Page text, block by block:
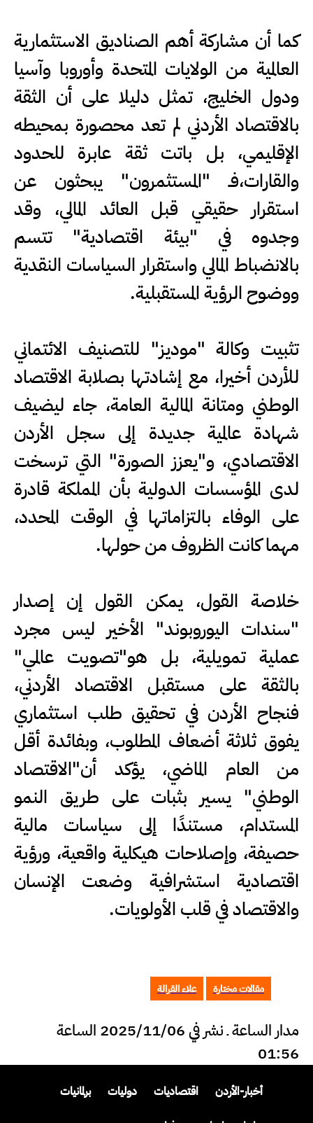
كما أن مشاركة أهم الصناديق الاستثمارية
العالمية من الولايات المتحدة وأوروبا وآسيا
ودول الخليج، تمثل دليلا على أن الثقة
بالاقتصاد الأردني لم تعد محصورة بمحيطه
الإقليمي، بل باتت ثقة عابرة للحدود
والقارات،فـ "المستثمرون" يبحثون عن
استقرار حقيقي قبل العائد المالي، وقد
وجدوه في "بيئة اقتصادية" تتسم
بالانضباط المالي واستقرار السياسات النقدية
ووضوح الرؤية المستقبلية.
تثبيت وكالة "موديز" للتصنيف الائتماني
للأردن أخيرا، مع إشادتها بصلابة الاقتصاد
الوطني ومتانة المالية العامة، جاء ليضيف
شهادة عالمية جديدة إلى سجل الأردن
الاقتصادي، و"يعزز الصورة" التي ترسخت
لدى المؤسسات الدولية بأن المملكة قادرة
على الوفاء بالتزاماتها في الوقت المحدد،
مهما كانت الظروف من حولها.
خلاصة القول، يمكن القول إن إصدار
"سندات اليوروبوند" الأخير ليس مجرد
عملية تمويلية، بل هو"تصويت عالمي"
بالثقة على مستقبل الاقتصاد الأردني،
فنجاح الأردن في تحقيق طلب استثماري
يفوق ثلاثة أضعاف المطلوب، وبفائدة أقل
من العام الماضي، يؤكد أن"الاقتصاد
الوطني" يسير بثبات على طريق النمو
المستدام، مستندًا إلى سياسات مالية
حصيفة، وإصلاحات هيكلية واقعية، ورؤية
اقتصادية استشرافية وضعت الإنسان
والاقتصاد في قلب الأولويات.
مقالات مختارة علاء القرالة
مدار الساعة ـ نشر في 2025/11/06 الساعة
01:56
أخبار-الأردن اقتصاديات دوليات برلمانيات